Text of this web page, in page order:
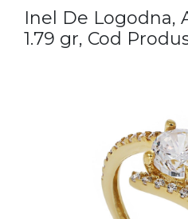
Bratari
BIJUTERII BARBATI
Inel De Logodna,
1.79 gr, Cod